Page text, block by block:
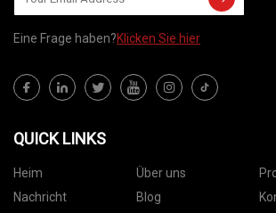
Eine Frage haben?Klicken Sie hier
QUICK LINKS
Heim Über uns
Nachricht
Blog